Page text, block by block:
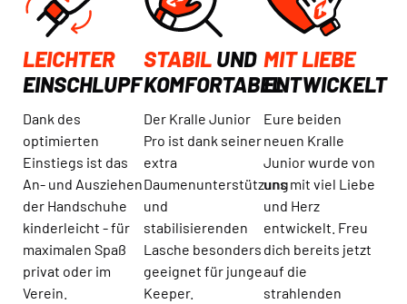
LEICHTER
EINSCHLUPF
Dank des
optimierten
Einstiegs ist das
An- und Ausziehen
der Handschuhe
kinderleicht - für
maximalen Spaß
privat oder im
Verein.
STABILUND
KOMFORTABEL
Der Kralle Junior
Pro ist dank seiner
extra
Daumenunterstützung
und
stabilisierenden
Lasche besonders
geeignet für junge
Keeper.
MIT LIEBE
ENTWICKELT
Eure beiden
neuen Kralle
Junior wurde von
uns mit viel Liebe
und Herz
entwickelt. Freu
dich bereits jetzt
auf die
strahlenden